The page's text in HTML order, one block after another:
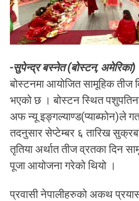
-सुपेन्द्र बस्नेत (बोस्टन, अमेरिका)
बोस्टनमा आयोजित सामूहिक तीज
भएको छ । बोस्टन स्थित
अफ न्यू इङ्गल्याण्ड(प्याब्फोन)ले
तदनुसार सेप्टेम्बर ६ तारिख
तृतिया अर्थात तीज व्रतका दिन
पूजा आयोजना गरेको थियो ।
प्रवासी नेपालीहरुको अकथ